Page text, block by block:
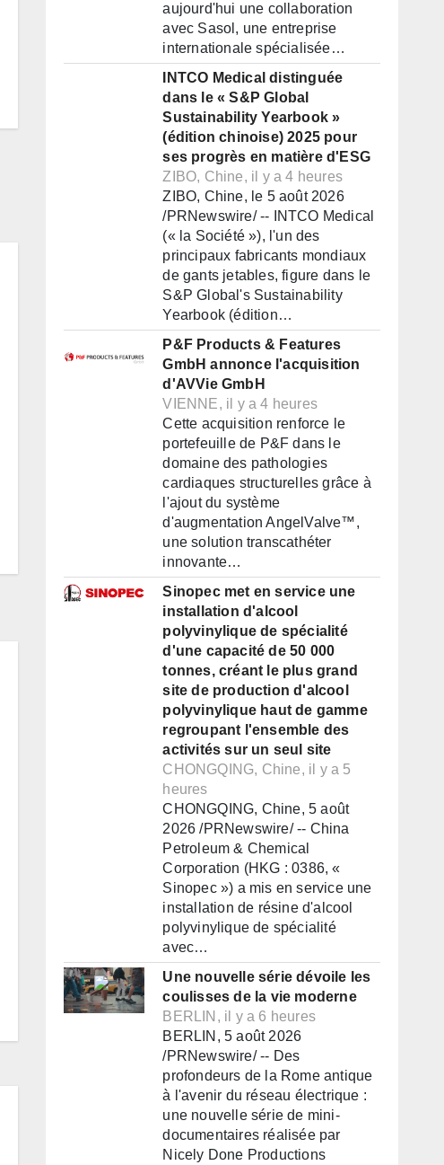
aujourd'hui une collaboration
avec Sasol, une entreprise
internationale spécialisée…
INTCO Medical distinguée
dans le « S&P Global
Sustainability Yearbook »
(édition chinoise) 2025 pour
ses progrès en matière d'ESG
ZIBO, Chine, il y a 4 heures
ZIBO, Chine, le 5 août 2026
/PRNewswire/ -- INTCO Medical
(« la Société »), l'un des
principaux fabricants mondiaux
de gants jetables, figure dans le
S&P Global's Sustainability
Yearbook (édition…
P&F Products & Features
GmbH annonce l'acquisition
d'AVVie GmbH
VIENNE, il y a 4 heures
Cette acquisition renforce le
portefeuille de P&F dans le
domaine des pathologies
cardiaques structurelles grâce à
l'ajout du système
d'augmentation AngelValve™,
une solution transcathéter
innovante…
Sinopec met en service une
installation d'alcool
polyvinylique de spécialité
d'une capacité de 50 000
tonnes, créant le plus grand
site de production d'alcool
polyvinylique haut de gamme
regroupant l'ensemble des
activités sur un seul site
CHONGQING, Chine, il y a 5
heures
CHONGQING, Chine, 5 août
2026 /PRNewswire/ -- China
Petroleum & Chemical
Corporation (HKG : 0386, «
Sinopec ») a mis en service une
installation de résine d'alcool
polyvinylique de spécialité
avec…
Une nouvelle série dévoile les
coulisses de la vie moderne
BERLIN, il y a 6 heures
BERLIN, 5 août 2026
/PRNewswire/ -- Des
profondeurs de la Rome antique
à l'avenir du réseau électrique :
une nouvelle série de mini-
documentaires réalisée par
Nicely Done Productions